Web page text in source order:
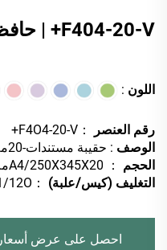
F404-20-V+ | حافظة مستندات
اللون :
رقم العنصر
：F4O4-20-V+
الوصف : حقيبة مستندات-20مم
الحجم
： A4/250X345X20مم
التغليف (كيس/علبة)
：1/12O
احصل على عرض أسعار